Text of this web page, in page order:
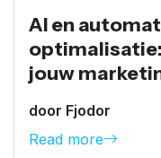
AI en
jouw
door Fjodor
Read more